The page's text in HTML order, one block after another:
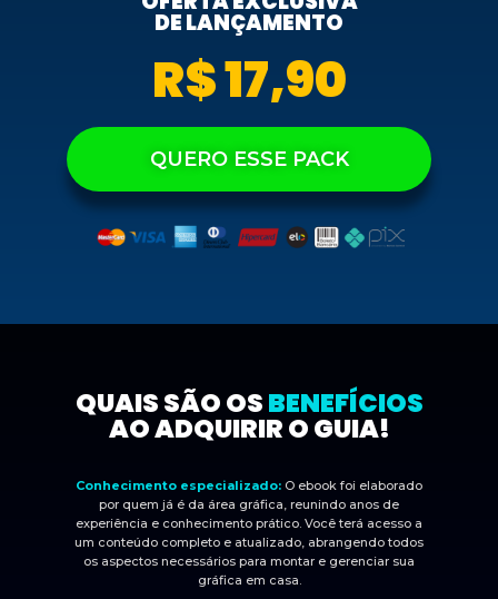
DE LANÇAMENTO
R$ 17,90
QUERO ESSE PACK
QUAIS SÃO OSBENEFÍCIOS
AO ADQUIRIR O GUIA!
Conhecimento especializado: O ebook foi elaborado
por quem já é da área gráfica, reunindo anos de
experiência e conhecimento prático. Você terá acesso a
um conteúdo completo e atualizado, abrangendo todos
os aspectos necessários para montar e gerenciar sua
gráfica em casa.